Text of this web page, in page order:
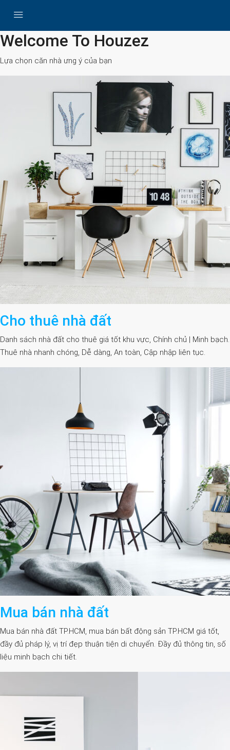
Search
Welcome To Houzez
Lựa chọn căn nhà ưng ý của bạn
Cho thuê nhà đất
Danh sách nhà đất cho thuê giá tốt khu vực, Chính chủ | Minh bạch.
Thuê nhà nhanh chóng, Dễ dàng, An toàn, Cập nhập liên tục.
Mua bán nhà đất
Mua bán nhà đất TP.HCM, mua bán bất động sản TP.HCM giá tốt,
đầy đủ pháp lý, vị trí đẹp thuận tiện di chuyển. Đầy đủ thông tin, số
liệu minh bạch chi tiết.